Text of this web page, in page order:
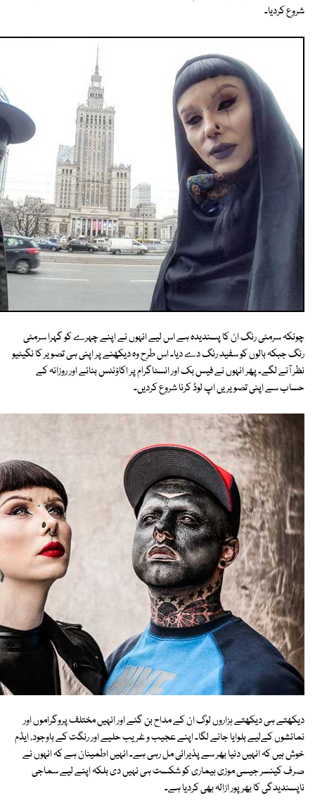
شروع کردیا۔
چونکہ سرمئی رنگ ان کا پسندیدہ ہے اس لیے انہوں نے اپنے چہرے کو گہرا سرمئی
رنگ جبکہ بالوں کو سفید رنگ دے دیا۔ اس طرح وہ دیکھنے پر اپنی ہی تصویر کا نگیٹیو
نظر آنے لگے۔ پھر انہوں نے فیس بک اور انسٹاگرام پر اکاؤنٹس بنائے اور روزانہ کے
حساب سے اپنی تصویریں اپ لوڈ کرنا شروع کردیں۔
دیکھتے ہی دیکھتے ہزاروں لوگ ان کے مداح بن گئے اور انہیں مختلف پروگراموں اور
نمائشوں کےلیے بلوایا جانے لگا۔ اپنے عجیب و غریب حلیے اور رنگت کے باوجود، ایڈم
خوش ہیں کہ انہیں دنیا بھر سے پذیرائی مل رہی ہے۔ انہیں اطمینان ہے کہ انہوں نے
صرف کینسر جیسی موزی بیماری کو شکست ہی نہیں دی بلکہ اپنے لیے سماجی
ناپسندیدگی کا بھرپور ازالہ بھی کردیا ہے۔